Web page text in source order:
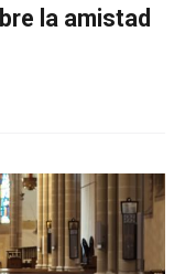
la amistad